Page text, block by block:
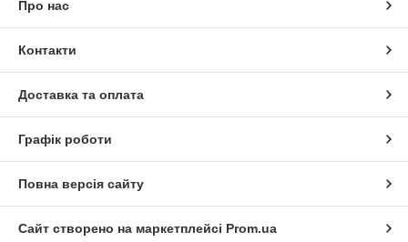
Про нас
Контакти
Доставка та оплата
Графік роботи
Повна версія сайту
Сайт створено на маркетплейсі Prom.ua